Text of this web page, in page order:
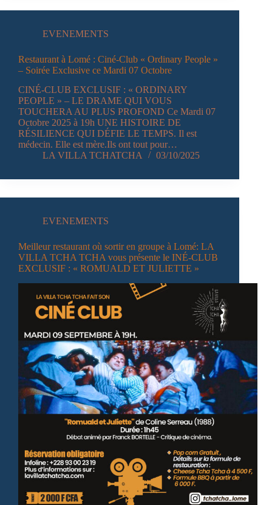
EVENEMENTS
Restaurant à Lomé : Ciné-Club « Ordinary People »
– Soirée Exclusive ce Mardi 07 Octobre
CINÉ-CLUB EXCLUSIF : « ORDINARY
PEOPLE » – LE DRAME QUI VOUS
TOUCHERA AU PLUS PROFOND Ce Mardi 07
Octobre 2025 à 19h UNE HISTOIRE DE
RÉSILIENCE QUI DÉFIE LE TEMPS. Il est
médecin. Elle est mère.Ils ont tout pour…
LA VILLA TCHATCHA
03/10/2025
EVENEMENTS
Meilleur restaurant où sortir en groupe à Lomé: LA
VILLA TCHA TCHA vous présente le INÉ-CLUB
EXCLUSIF : « ROMUALD ET JULIETTE »